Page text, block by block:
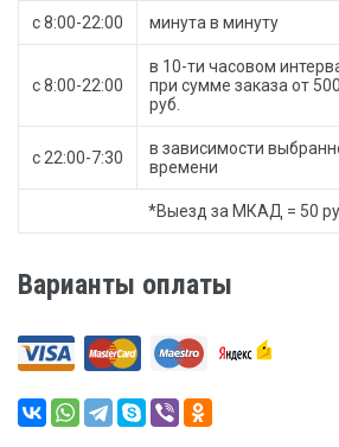
с 8:00-22:00 минута в минуту
с 8:00-22:00
в 10-ти часовом
при сумме заказа от
руб.
с 22:00-7:30
в зависимости
времени
*Выезд за МКАД = 50
Варианты оплаты